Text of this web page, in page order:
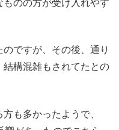
のの方が受け入れやす
ですが、その後、通り
構混雑もされてたとの
も多かったようで、